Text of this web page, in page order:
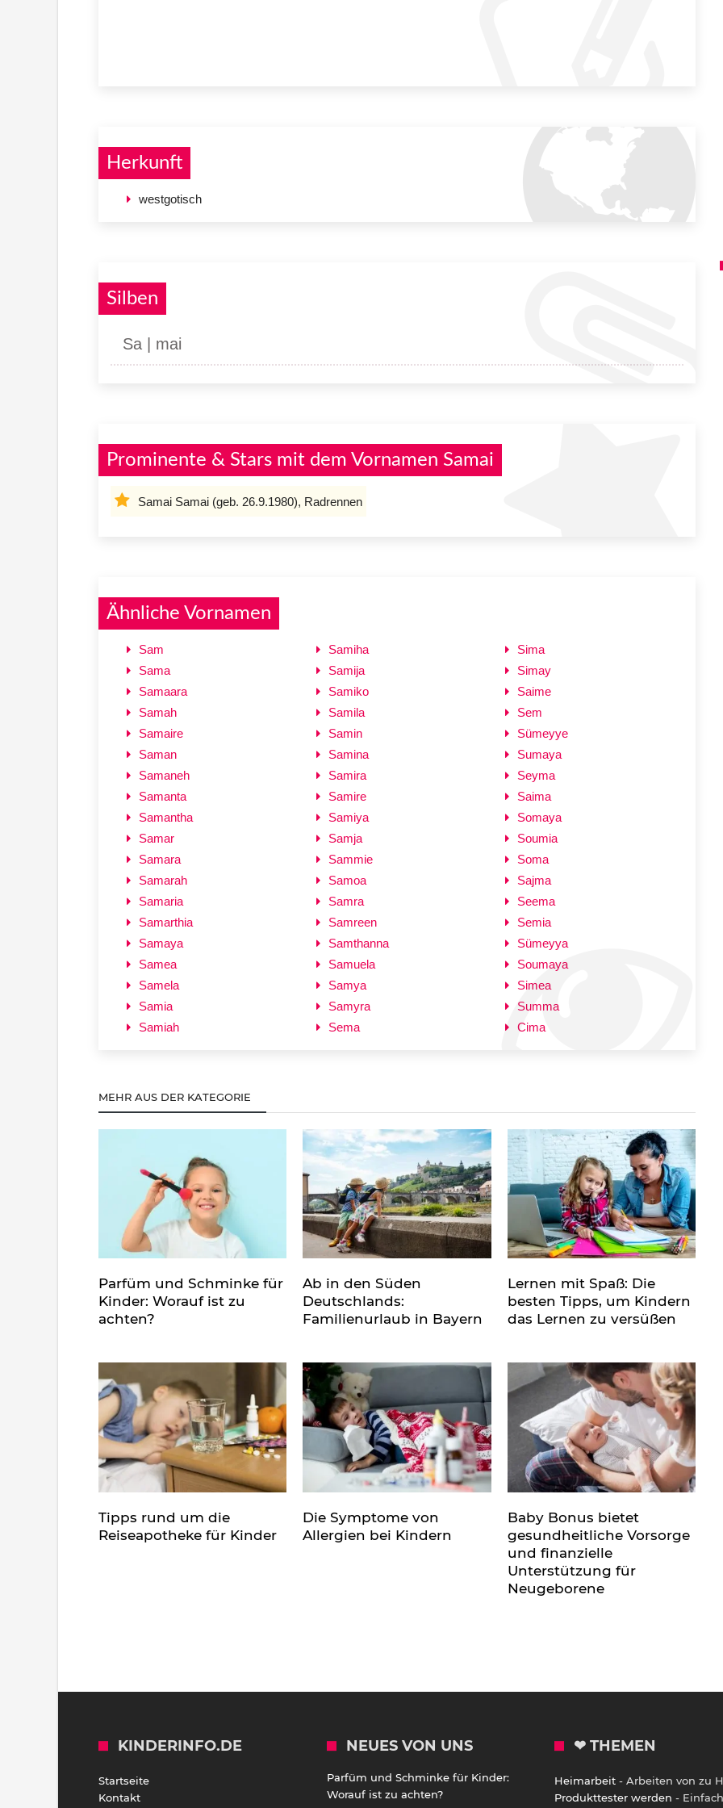
Herkunft
westgotisch
Silben
Sa | mai
Prominente & Stars mit dem Vornamen Samai
Samai Samai (geb. 26.9.1980), Radrennen
Ähnliche Vornamen
Sam
Sama
Samaara
Samah
Samaire
Saman
Samaneh
Samanta
Samantha
Samar
Samara
Samarah
Samaria
Samarthia
Samaya
Samea
Samela
Samia
Samiah
Samiha
Samija
Samiko
Samila
Samin
Samina
Samira
Samire
Samiya
Samja
Sammie
Samoa
Samra
Samreen
Samthanna
Samuela
Samya
Samyra
Sema
Sima
Simay
Saime
Sem
Sümeyye
Sumaya
Seyma
Saima
Somaya
Soumia
Soma
Sajma
Seema
Semia
Sümeyya
Soumaya
Simea
Summa
Cima
MEHR AUS DER KATEGORIE
Parfüm und Schminke für
Kinder: Worauf ist zu
achten?
Ab in den Süden
Deutschlands:
Familienurlaub in Bayern
Lernen mit Spaß: Die
besten Tipps, um Kindern
das Lernen zu versüßen
Tipps rund um die
Reiseapotheke für Kinder
Die Symptome von
Allergien bei Kindern
Baby Bonus bietet
gesundheitliche Vorsorge
und finanzielle
Unterstützung für
Neugeborene
KINDERINFO.DE
Startseite
Kontakt
NEUES VON UNS
Parfüm und Schminke für Kinder:
Worauf ist zu achten?
❤ THEMEN
Heimarbeit - Arbeiten von zu
Produkttester werden - Einfach